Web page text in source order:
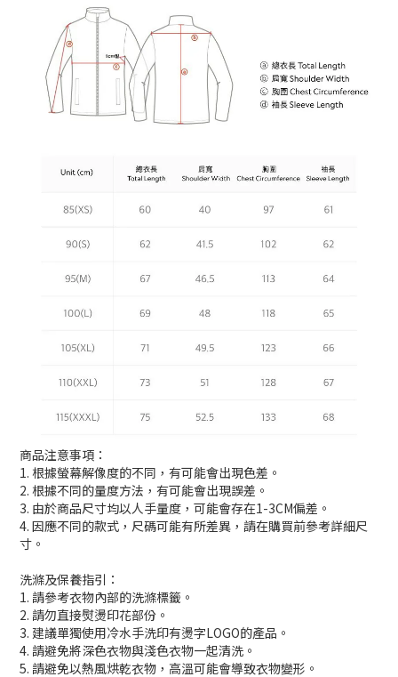
商品注意事項：
1. 根據螢幕解像度的不同，有可能會出現色差。
2. 根據不同的量度方法，有可能會出現誤差。
3. 由於商品尺寸均以人手量度，可能會存在1-3CM偏差。
4. 因應不同的款式，尺碼可能有所差異，請在購買前參考詳細尺
寸。
洗滌及保養指引：
1. 請參考衣物內部的洗滌標籤。
2. 請勿直接熨燙印花部份。
3. 建議單獨使用冷水手洗印有燙字LOGO的產品。
4. 請避免將深色衣物與淺色衣物一起清洗。
5. 請避免以熱風烘乾衣物，高溫可能會導致衣物變形。